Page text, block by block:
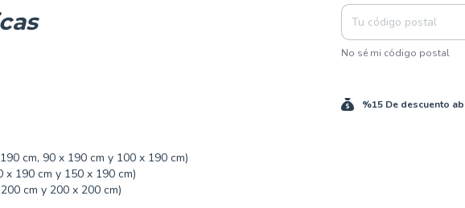
cm, 90 x 190 cm y 100 x 190 cm)
190 cm y 150 x 190 cm)
cm y 200 x 200 cm)
No sé mi código postal
%15 De descuento